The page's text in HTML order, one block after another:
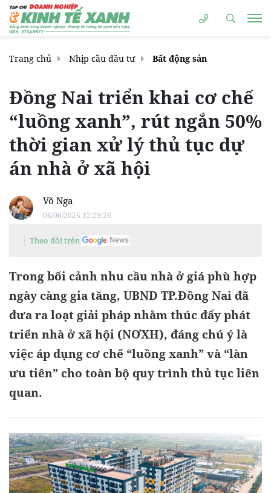
Trang chủ Nhịp cầu đầu tư Bất động sản
Đồng Nai triển khai cơ chế
“luồng xanh”, rút ngắn 50%
thời gian xử lý thủ tục dự
án nhà ở xã hội
Võ Nga
06/06/2026 12:29:26
Theo dõi trên
Trong bối cảnh nhu cầu nhà ở giá phù hợp
ngày càng gia tăng, UBND TP.Đồng Nai đã
đưa ra loạt giải pháp nhằm thúc đẩy phát
triển nhà ở xã hội (NƠXH), đáng chú ý là
việc áp dụng cơ chế “luồng xanh” và “làn
ưu tiên” cho toàn bộ quy trình thủ tục liên
quan.